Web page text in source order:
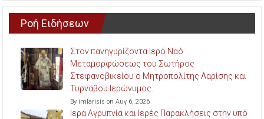
Ροή Ειδήσεων
Στον πανηγυρίζοντα Ιερό Ναό
Μεταμορφώσεως του Σωτήρος
Στεφανοβικείου ο Μητροπολίτης Λαρίσης και
Τυρνάβου Ιερώνυμος.
By imlarisis on Αυγ 6, 2026
Ιερά Αγρυπνία και Ιερές Παρακλήσεις στην υπό